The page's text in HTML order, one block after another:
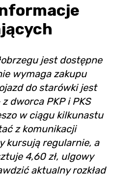
jest dostępne
wymaga zakupu
do starówki jest
dworca PKP i PKS
w ciągu kilkunastu
z komunikacji
kursują regularnie, a
4,60 zł, ulgowy
aktualny rozkład